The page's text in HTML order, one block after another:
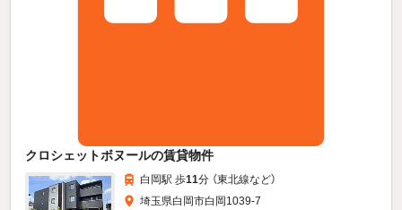
クロシェットボヌールの賃貸物件
白岡駅 歩11分 （東北線など）
埼玉県白岡市白岡1039-7